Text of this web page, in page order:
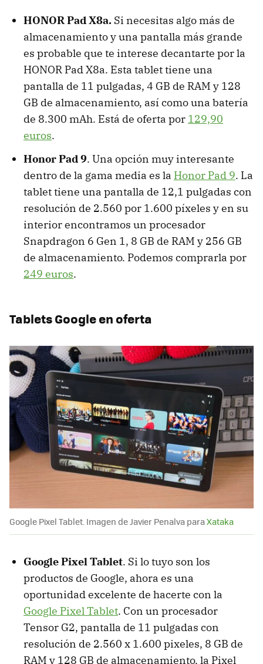
HONOR Pad X8a. Si necesitas algo más de
almacenamiento y una pantalla más grande
es probable que te interese decantarte por la
HONOR Pad X8a. Esta tablet tiene una
pantalla de 11 pulgadas, 4 GB de RAM y 128
GB de almacenamiento, así como una batería
de 8.300 mAh. Está de oferta por 129,90
euros.
Honor Pad 9. Una opción muy interesante
dentro de la gama media es la Honor Pad 9. La
tablet tiene una pantalla de 12,1 pulgadas con
resolución de 2.560 por 1.600 píxeles y en su
interior encontramos un procesador
Snapdragon 6 Gen 1, 8 GB de RAM y 256 GB
de almacenamiento. Podemos comprarla por
249 euros.
Tablets Google en oferta
Google Pixel Tablet. Imagen de Javier Penalva paraXataka
Google Pixel Tablet. Si lo tuyo son los
productos de Google, ahora es una
oportunidad excelente de hacerte con la
Google Pixel Tablet. Con un procesador
Tensor G2, pantalla de 11 pulgadas con
resolución de 2.560 x 1.600 pixeles, 8 GB de
RAM y 128 GB de almacenamiento, la Pixel